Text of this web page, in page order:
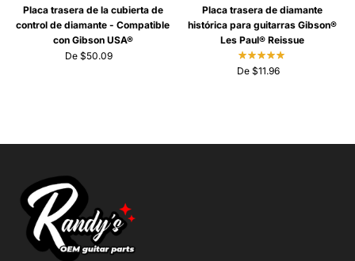
Placa trasera de la cubierta de
control de diamante - Compatible
con Gibson USA®
De $50.09
Placa trasera de diamante
histórica para guitarras Gibson®
Les Paul® Reissue
De $11.96